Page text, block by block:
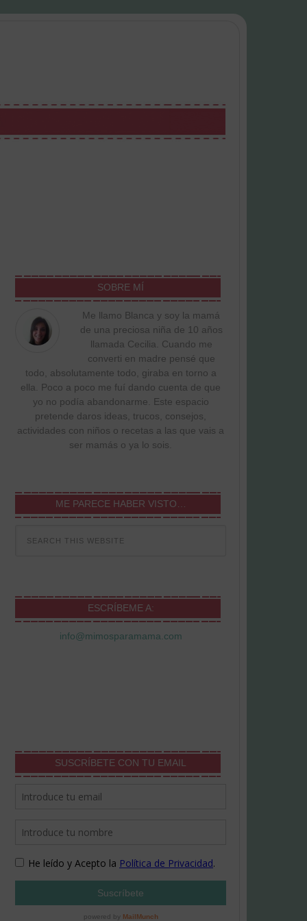
SOBRE MÍ
Me llamo Blanca y soy la mamá
de una preciosa niña de 10 años
llamada Cecilia. Cuando me
converti en madre pensé que
todo, absolutamente todo, giraba en torno a
ella. Poco a poco me fuí dando cuenta de que
yo no podía abandonarme. Este espacio
pretende daros ideas, trucos, consejos,
actividades con niños o recetas a las que vais a
ser mamás o ya lo sois.
ME PARECE HABER VISTO…
ESCRÍBEME A:
info@mimosparamama.com
SUSCRÍBETE CON TU EMAIL